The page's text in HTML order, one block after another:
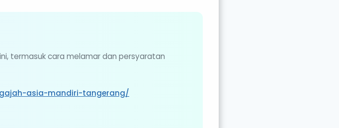
termasuk cara melamar dan persyaratan
asia-mandiri-tangerang/